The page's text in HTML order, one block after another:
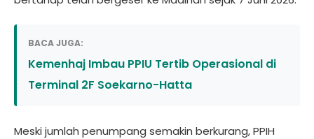
BACA JUGA:
Kemenhaj Imbau PPIU Tertib Operasional di
Terminal 2F Soekarno-Hatta
Meski jumlah penumpang semakin berkurang, PPIH